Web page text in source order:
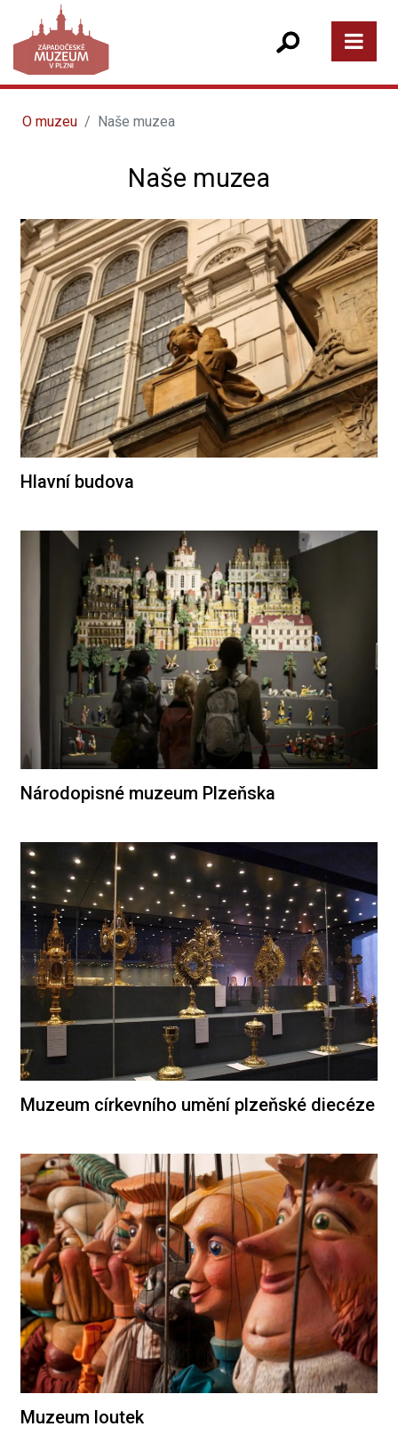
O muzeu Naše muzea
Naše muzea
Hlavní budova
Národopisné muzeum Plzeňska
Muzeum církevního umění plzeňské diecéze
Muzeum loutek